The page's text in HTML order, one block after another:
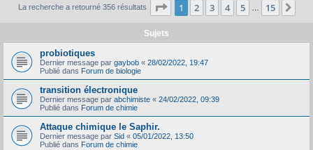
La recherche a retourné 356 résultats Page 1sur15
1 2 3 4 5 15
Sujets
probiotiques
Dernier message par gaybob « 28/02/2022, 19:47
Publié dans Forum de biologie
transition électronique
Dernier message par abchimiste « 24/02/2022, 09:39
Publié dans Forum de chimie
Attaque chimique le Saphir.
Dernier message par Sid « 05/01/2022, 13:50
Publié dans Forum de chimie